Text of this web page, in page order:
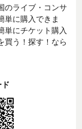
のライブ・コンサ
単に購入できま
単にチケット購入
買う！探す！なら